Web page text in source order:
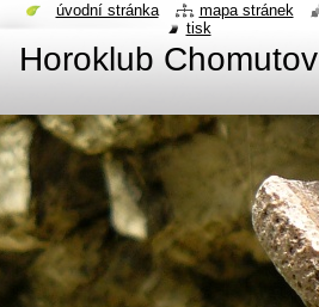
Horoklub Chomutov
úvodní stránka mapa stránek
tisk